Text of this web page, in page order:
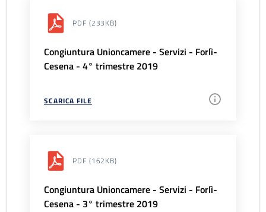
PDF (233KB)
Congiuntura Unioncamere - Servizi - Forlì-
Cesena - 4° trimestre 2019
SCARICA FILE
PDF (162KB)
Congiuntura Unioncamere - Servizi - Forlì-
Cesena - 3° trimestre 2019